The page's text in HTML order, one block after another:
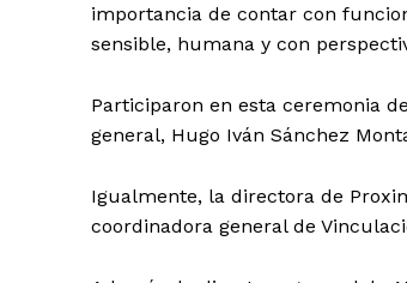
importancia de contar con
sensible, humana y con
Participaron en esta ceremonia
general, Hugo Iván Sánchez
Igualmente, la directora de
coordinadora general de